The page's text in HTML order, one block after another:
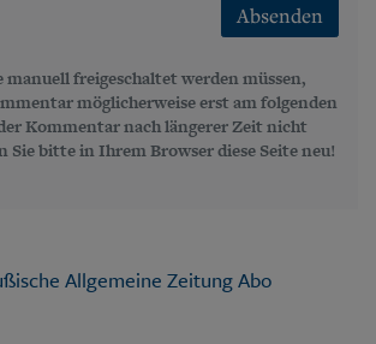
Absenden
freigeschaltet werden müssen,
möglicherweise erst am folgenden
Kommentar nach längerer Zeit nicht
Sie bitte in Ihrem Browser diese Seite neu!